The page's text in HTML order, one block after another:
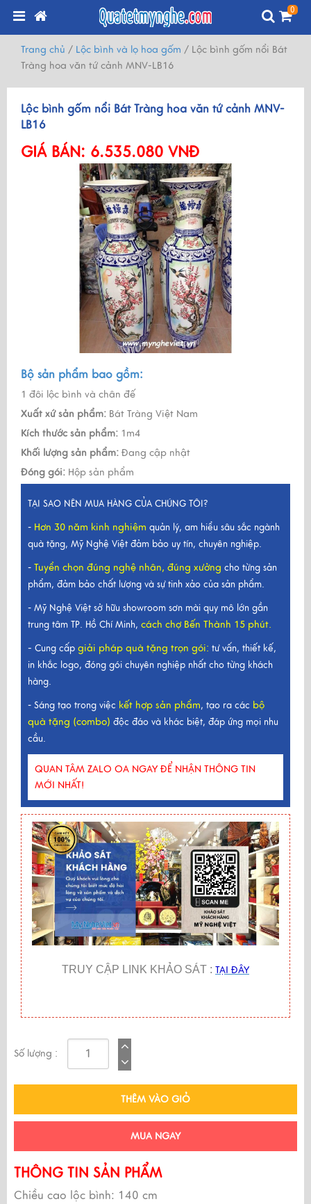
0
Trang chủ / Lộc bình và lọ hoa gốm / Lộc bình gốm nổi Bát
Tràng hoa văn tứ cảnh MNV-LB16
Lộc bình gốm nổi Bát Tràng hoa văn tứ cảnh MNV-
LB16
GIÁ BÁN: 6.535.080 VNĐ
Bộ sản phẩm bao gồm:
1 đôi lộc bình và chân đế
Xuất xứ sản phẩm: Bát Tràng Việt Nam
Kích thước sản phẩm: 1m4
Khối lượng sản phẩm: Đang cập nhật
Đóng gói: Hộp sản phẩm
TẠI SAO NÊN MUA HÀNG CỦA CHÚNG TÔI?
- Hơn 30 năm kinh nghiệm quản lý, am hiểu sâu sắc ngành
quà tặng, Mỹ Nghệ Việt đảm bảo uy tín, chuyên nghiệp.
- Tuyển chọn đúng nghệ nhân, đúng xưởng cho từng sản
phẩm, đảm bảo chất lượng và sự tinh xảo của sản phẩm.
- Mỹ Nghệ Việt sở hữu showroom sơn mài quy mô lớn gần
trung tâm TP. Hồ Chí Minh, cách chợ Bến Thành 15 phút.
- Cung cấp giải pháp quà tặng trọn gói: tư vấn, thiết kế,
in khắc logo, đóng gói chuyên nghiệp nhất cho từng khách
hàng.
- Sáng tạo trong việc kết hợp sản phẩm, tạo ra các bộ
quà tặng (combo) độc đáo và khác biệt, đáp ứng mọi nhu
cầu.
QUAN TÂM ZALO OA NGAY ĐỂ NHẬN THÔNG TIN
MỚI NHẤT!
TRUY CẬP LINK KHẢO SÁT : TẠI ĐÂY
Số lượng :
THÊM VÀO GIỎ
MUA NGAY
THÔNG TIN SẢN PHẨM
Chiều cao lộc bình: 140 cm